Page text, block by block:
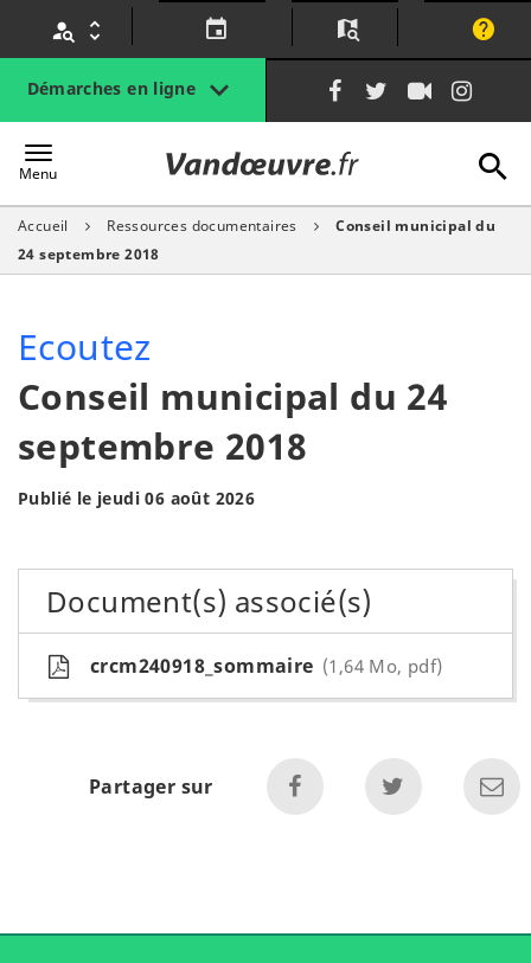
Gestion des traceurs
Démarches en ligne
Lien
vers
le
compte
Facebook
Lien
vers
Twitter
Lien
vers
chaîne
Youtube
vers
le
Menu Vandœuvre.fr
Accueil Ressources documentaires
Conseil municipal du
24 septembre 2018
Ecoutez
Conseil municipal du 24
septembre 2018
Publié le jeudi 06 août 2026
Document(s) associé(s)
crcm240918_sommaire 1,64 Mo, pdf
Partager sur